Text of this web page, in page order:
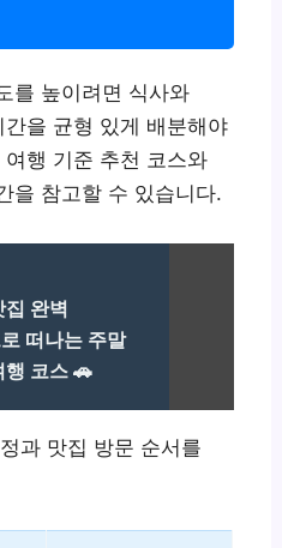
를 높이려면 식사와
을 균형 있게 배분해야
행 기준 추천 코스와
을 참고할 수 있습니다.
집 완벽
떠나는 주말
행 코스 🚗
과 맛집 방문 순서를